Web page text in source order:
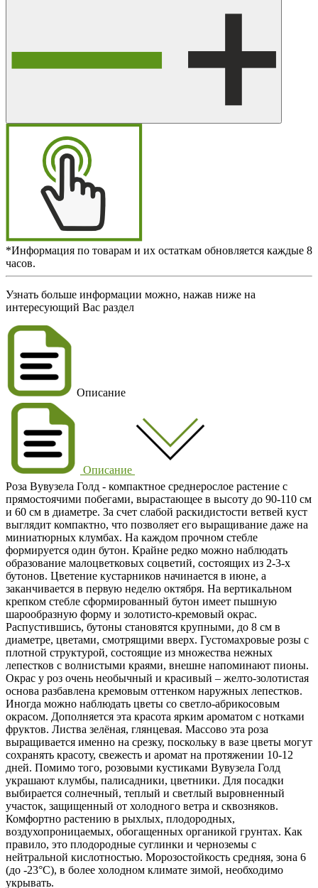
*Информация по товарам и их остаткам обновляется каждые 8
часов.
Узнать больше информации можно, нажав ниже на
интересующий Вас раздел
Описание
Описание
Роза Вувузела Голд - компактное среднерослое растение с
прямостоячими побегами, вырастающее в высоту до 90-110 см
и 60 см в диаметре. За счет слабой раскидистости ветвей куст
выглядит компактно, что позволяет его выращивание даже на
миниатюрных клумбах. На каждом прочном стебле
формируется один бутон. Крайне редко можно наблюдать
образование малоцветковых соцветий, состоящих из 2-3-х
бутонов. Цветение кустарников начинается в июне, а
заканчивается в первую неделю октября. На вертикальном
крепком стебле сформированный бутон имеет пышную
шарообразную форму и золотисто-кремовый окрас.
Распустившись, бутоны становятся крупными, до 8 см в
диаметре, цветами, смотрящими вверх. Густомахровые розы с
плотной структурой, состоящие из множества нежных
лепестков с волнистыми краями, внешне напоминают пионы.
Окрас у роз очень необычный и красивый – желто-золотистая
основа разбавлена кремовым оттенком наружных лепестков.
Иногда можно наблюдать цветы со светло-абрикосовым
окрасом. Дополняется эта красота ярким ароматом с нотками
фруктов. Листва зелёная, глянцевая. Массово эта роза
выращивается именно на срезку, поскольку в вазе цветы могут
сохранять красоту, свежесть и аромат на протяжении 10-12
дней. Помимо того, розовыми кустиками Вувузела Голд
украшают клумбы, палисадники, цветники. Для посадки
выбирается солнечный, теплый и светлый выровненный
участок, защищенный от холодного ветра и сквозняков.
Комфортно растению в рыхлых, плодородных,
воздухопроницаемых, обогащенных органикой грунтах. Как
правило, это плодородные суглинки и черноземы с
нейтральной кислотностью. Морозостойкость средняя, зона 6
(до -23°С), в более холодном климате зимой, необходимо
укрывать.